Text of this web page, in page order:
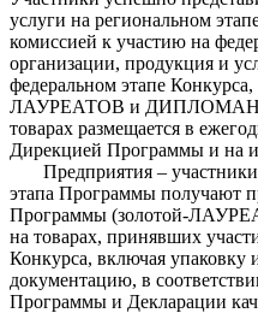
услуги на региональном
комиссией к участию на
организации, продукция и
федеральном этапе
ЛАУРЕАТОВ и
товарах размещается в
Дирекцией Программы и на
Предприятия – участники
этапа Программы получают
Программы (золотой-
на товарах, принявших
Конкурса, включая упаковку
документацию, в
Программы и Декларации